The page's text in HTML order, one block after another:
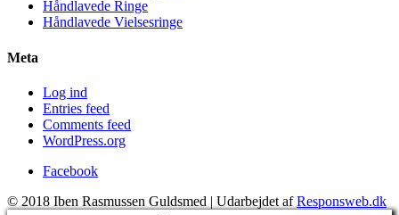
Håndlavede Ringe
Håndlavede Vielsesringe
Meta
Log ind
Entries feed
Comments feed
WordPress.org
Facebook
© 2018 Iben Rasmussen Guldsmed | Udarbejdet afResponsweb.dk